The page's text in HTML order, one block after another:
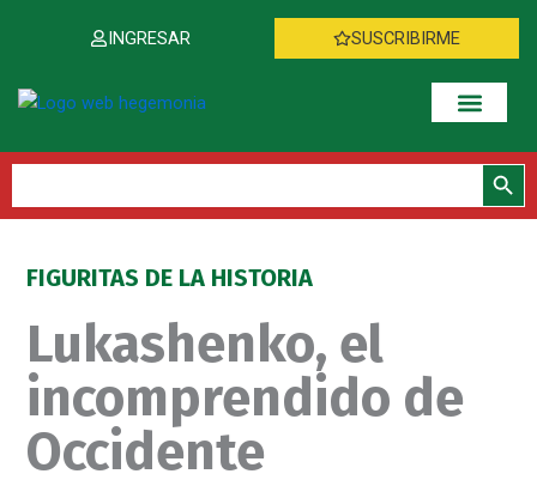
INGRESAR SUSCRIBIRME
Botón de
FIGURITAS DE LA HISTORIA
Lukashenko, el
incomprendido de
Occidente